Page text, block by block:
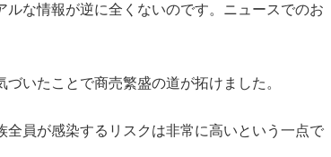
な情報が逆に全くないのです。ニュースでのお
いたことで商売繁盛の道が拓けました。
全員が感染するリスクは非常に高いという一点で